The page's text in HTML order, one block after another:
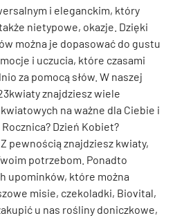
i eleganckim, który
nietypowe, okazje. Dzięki
można je dopasować do gustu
i uczucia, które czasami
za pomocą słów. W naszej
znajdziesz wiele
na ważne dla Ciebie i
Dzień Kobiet?
pewnością znajdziesz kwiaty,
potrzebom. Ponadto
upominków, które można
misie, czekoladki, Biovital,
u nas rośliny doniczkowe,